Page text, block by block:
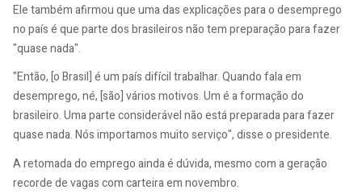
Ele também afirmou que uma das explicações para o desemprego
no país é que parte dos brasileiros não tem preparação para fazer
"quase nada".
"Então, [o Brasil] é um país difícil trabalhar. Quando fala em
desemprego, né, [são] vários motivos. Um é a formação do
brasileiro. Uma parte considerável não está preparada para fazer
quase nada. Nós importamos muito serviço", disse o presidente.
A retomada do emprego ainda é dúvida, mesmo com a geração
recorde de vagas com carteira em novembro.